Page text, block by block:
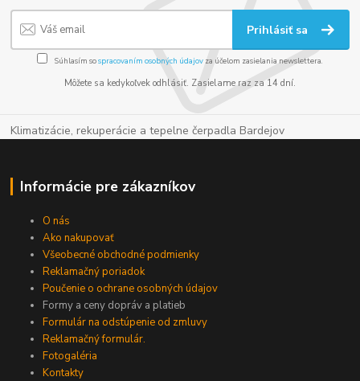
Prihlásiť sa
Súhlasím sospracovaním osobných údajov za účelom zasielania newslettera.
Môžete sa kedykoľvek odhlásiť. Zasielame raz za 14 dní.
Klimatizácie, rekuperácie a tepelne čerpadla Bardejov
Informácie pre zákazníkov
O nás
Ako nakupovať
Všeobecné obchodné podmienky
Reklamačný poriadok
Poučenie o ochrane osobných údajov
Formy a ceny dopráv a platieb
Formulár na odstúpenie od zmluvy
Reklamačný formulár.
Fotogaléria
Kontakty